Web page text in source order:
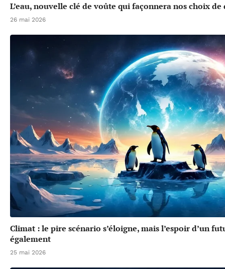
L’eau, nouvelle clé de voûte qui façonnera nos choix
26 mai 2026
Climat : le pire scénario s’éloigne, mais l’espoir d’un
également
25 mai 2026